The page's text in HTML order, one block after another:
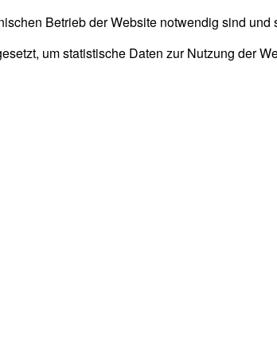
Betrieb der Website notwendig sind und
um statistische Daten zur Nutzung der